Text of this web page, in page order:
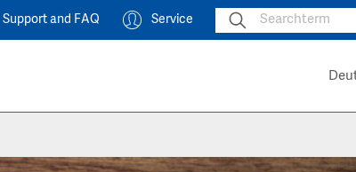
Support and FAQ Service